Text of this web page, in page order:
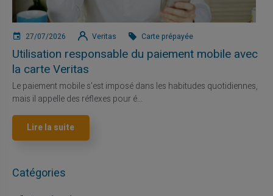
27/07/2026 Veritas Carte prépayée
Utilisation responsable du paiement mobile avec
la carte Veritas
Le paiement mobile s'est imposé dans les habitudes quotidiennes,
mais il appelle des réflexes pour é...
Lire la suite
Catégories